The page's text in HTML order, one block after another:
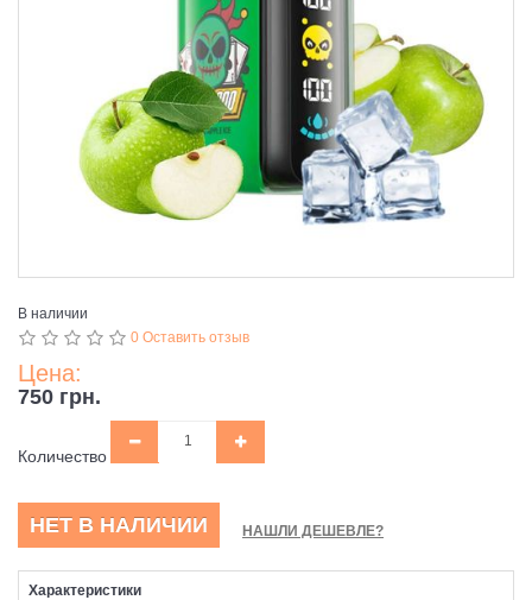
В наличии
0 Оставить отзыв
Цена:
750 грн.
Количество
НЕТ В НАЛИЧИИ НАШЛИ ДЕШЕВЛЕ?
Характеристики